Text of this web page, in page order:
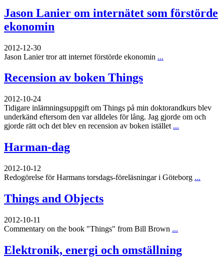
Jason Lanier om internätet som förstörde
ekonomin
2012-12-30
Jason Lanier tror att internet förstörde ekonomin ...
Recension av boken Things
2012-10-24
Tidigare inlämningsuppgift om Things på min doktorandkurs blev
underkänd eftersom den var alldeles för lång. Jag gjorde om och
gjorde rätt och det blev en recension av boken istället ...
Harman-dag
2012-10-12
Redogörelse för Harmans torsdags-föreläsningar i Göteborg ...
Things and Objects
2012-10-11
Commentary on the book "Things" from Bill Brown ...
Elektronik, energi och omställning